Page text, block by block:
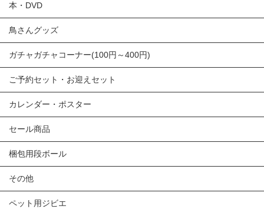
本・DVD
鳥さんグッズ
ガチャガチャコーナー(100円～400円)
ご予約セット・お迎えセット
カレンダー・ポスター
セール商品
梱包用段ボール
その他
ペット用ジビエ